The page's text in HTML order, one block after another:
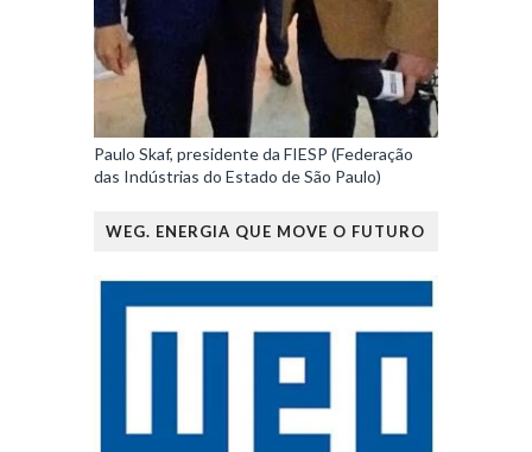
Paulo Skaf, presidente da FIESP (Federação
das Indústrias do Estado de São Paulo)
WEG. ENERGIA QUE MOVE O FUTURO